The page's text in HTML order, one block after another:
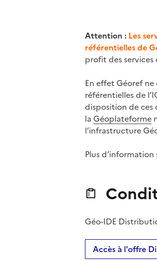
Attention : Les
référentielles de
profit des services
En effet Géoref
référentielles de
disposition de ces
la Géoplateforme
l’infrastructure
Plus
Géo-IDE
Accès à l'offre